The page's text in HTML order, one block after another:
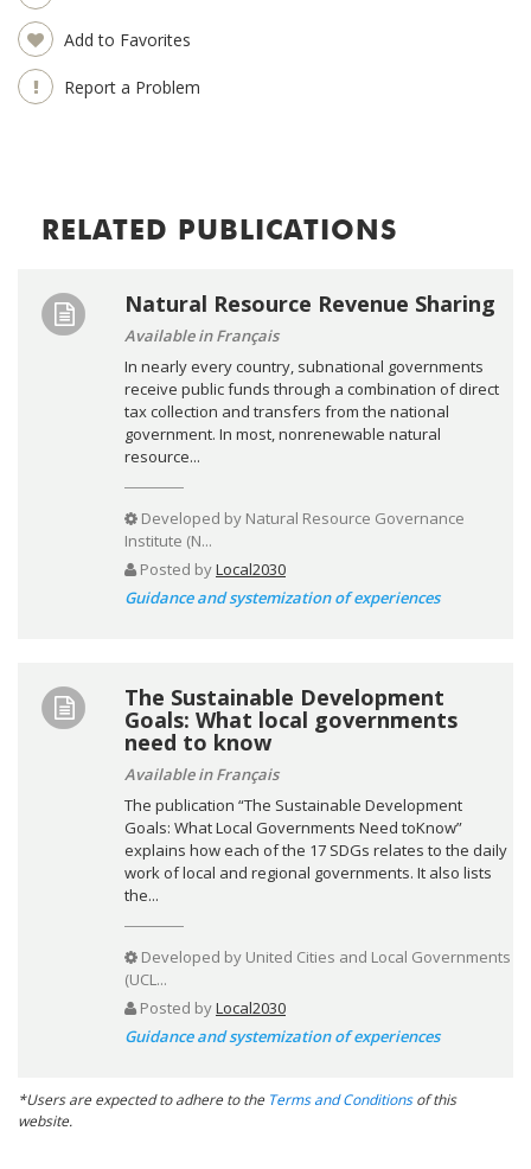
Add to Favorites
Report a Problem
RELATED PUBLICATIONS
Natural Resource Revenue Sharing
Available in Français
In nearly every country, subnational governments
receive public funds through a combination of direct
tax collection and transfers from the national
government. In most, nonrenewable natural
resource...
Developed by Natural Resource Governance
Institute (N...
Posted byLocal2030
Guidance and systemization of experiences
The Sustainable Development
Goals: What local governments
need to know
Available in Français
The publication “The Sustainable Development
Goals: What Local Governments Need toKnow”
explains how each of the 17 SDGs relates to the daily
work of local and regional governments. It also lists
the...
Developed by United Cities and Local Governments
(UCL...
Posted byLocal2030
Guidance and systemization of experiences
*Users are expected to adhere to the Terms and Conditionsof this
website.